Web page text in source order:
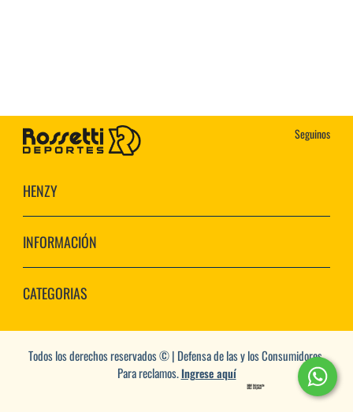
Seguinos
HENZY
INFORMACIÓN
CATEGORIAS
Todos los derechos reservados © | Defensa de las y los Consumidores.
Para reclamos.Ingrese aquí